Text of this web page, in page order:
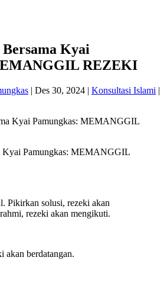
Kyai
REZEKI
| Des 30, 2024 | Konsultasi Islami |
Kyai Pamungkas: MEMANGGIL
Pikirkan solusi, rezeki akan
rezeki akan mengikuti.
akan berdatangan.